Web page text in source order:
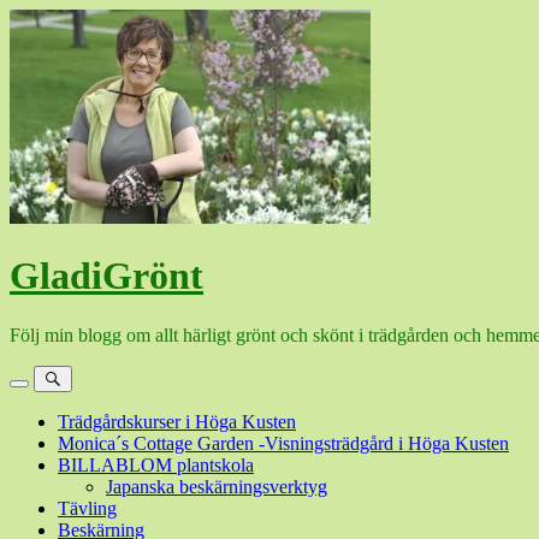
Hoppa
GladiGrönt
Följ min blogg om allt härligt grönt och skönt i trädgården och
MenySök
Trädgårdskurser i Höga Kusten
Monica´s Cottage Garden -Visningsträdgård i Höga Kusten
BILLABLOM plantskola
Japanska beskärningsverktyg
Tävling
Beskärning